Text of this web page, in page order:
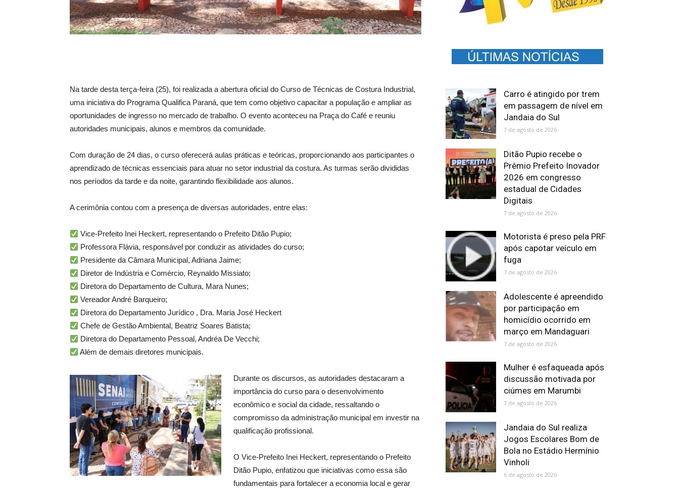
Na tarde desta terça-feira (25), foi realizada a abertura oficial do Curso de Técnicas de Costura Industrial,
uma iniciativa do Programa Qualifica Paraná, que tem como objetivo capacitar a população e ampliar as
oportunidades de ingresso no mercado de trabalho. O evento aconteceu na Praça do Café e reuniu
autoridades municipais, alunos e membros da comunidade.
Com duração de 24 dias, o curso oferecerá aulas práticas e teóricas, proporcionando aos participantes o
aprendizado de técnicas essenciais para atuar no setor industrial da costura. As turmas serão divididas
nos períodos da tarde e da noite, garantindo flexibilidade aos alunos.
A cerimônia contou com a presença de diversas autoridades, entre elas:
Vice-Prefeito Inei Heckert, representando o Prefeito Ditão Pupio;
Professora Flávia, responsável por conduzir as atividades do curso;
Presidente da Câmara Municipal, Adriana Jaime;
Diretor de Indústria e Comércio, Reynaldo Missiato;
Diretora do Departamento de Cultura, Mara Nunes;
Vereador André Barqueiro;
Diretora do Departamento Jurídico , Dra. Maria José Heckert
Chefe de Gestão Ambiental, Beatriz Soares Batista;
Diretora do Departamento Pessoal, Andréa De Vecchi;
Além de demais diretores municipais.
Durante os discursos, as autoridades destacaram a
importância do curso para o desenvolvimento
econômico e social da cidade, ressaltando o
compromisso da administração municipal em investir na
qualificação profissional.
O Vice-Prefeito Inei Heckert, representando o Prefeito
Ditão Pupio, enfatizou que iniciativas como essa são
fundamentais para fortalecer a economia local e gerar
Carro é atingido por trem
em passagem de nível em
Jandaia do Sul
7 de agosto de 2026
Ditão Pupio recebe o
Prêmio Prefeito Inovador
2026 em congresso
estadual de Cidades
Digitais
7 de agosto de 2026
Motorista é preso pela PRF
após capotar veículo em
fuga
7 de agosto de 2026
Adolescente é apreendido
por participação em
homicídio ocorrido em
março em Mandaguari
7 de agosto de 2026
Mulher é esfaqueada após
discussão motivada por
ciúmes em Marumbi
7 de agosto de 2026
Jandaia do Sul realiza
Jogos Escolares Bom de
Bola no Estádio Hermínio
Vinholi
6 de agosto de 2026